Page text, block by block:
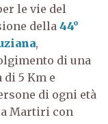
le vie del
della 44°
,
di una
5 Km e
di ogni età
Martiri con